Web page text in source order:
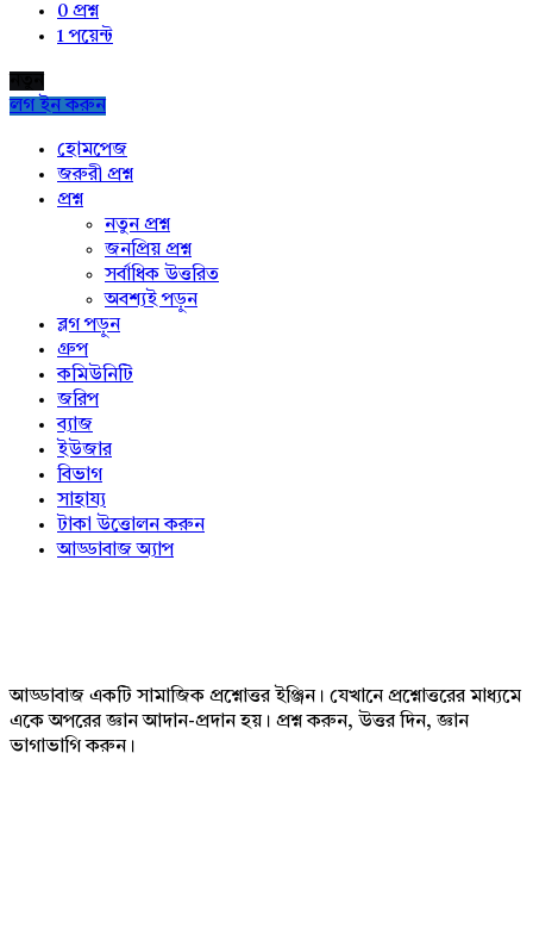
0 প্রশ্ন
1পয়েন্ট
লগ ইন করুন
Exploreহোমপেজ
জরুরী প্রশ্ন
প্রশ্ন
নতুন প্রশ্ন
জনপ্রিয় প্রশ্ন
সর্বাধিক উত্তরিত
অবশ্যই পড়ুন
ব্লগ পড়ুন
গ্রুপ
কমিউনিটি
জরিপ
ব্যাজ
ইউজার
বিভাগ
সাহায্য
টাকা উত্তোলন করুন
আড্ডাবাজ অ্যাপ
আড্ডাবাজ একটি সামাজিক প্রশ্নোত্তর ইঞ্জিন। যেখানে প্রশ্নোত্তরের মাধ্যমে
একে অপরের জ্ঞান আদান-প্রদান হয়। প্রশ্ন করুন, উত্তর দিন, জ্ঞান
ভাগাভাগি করুন।